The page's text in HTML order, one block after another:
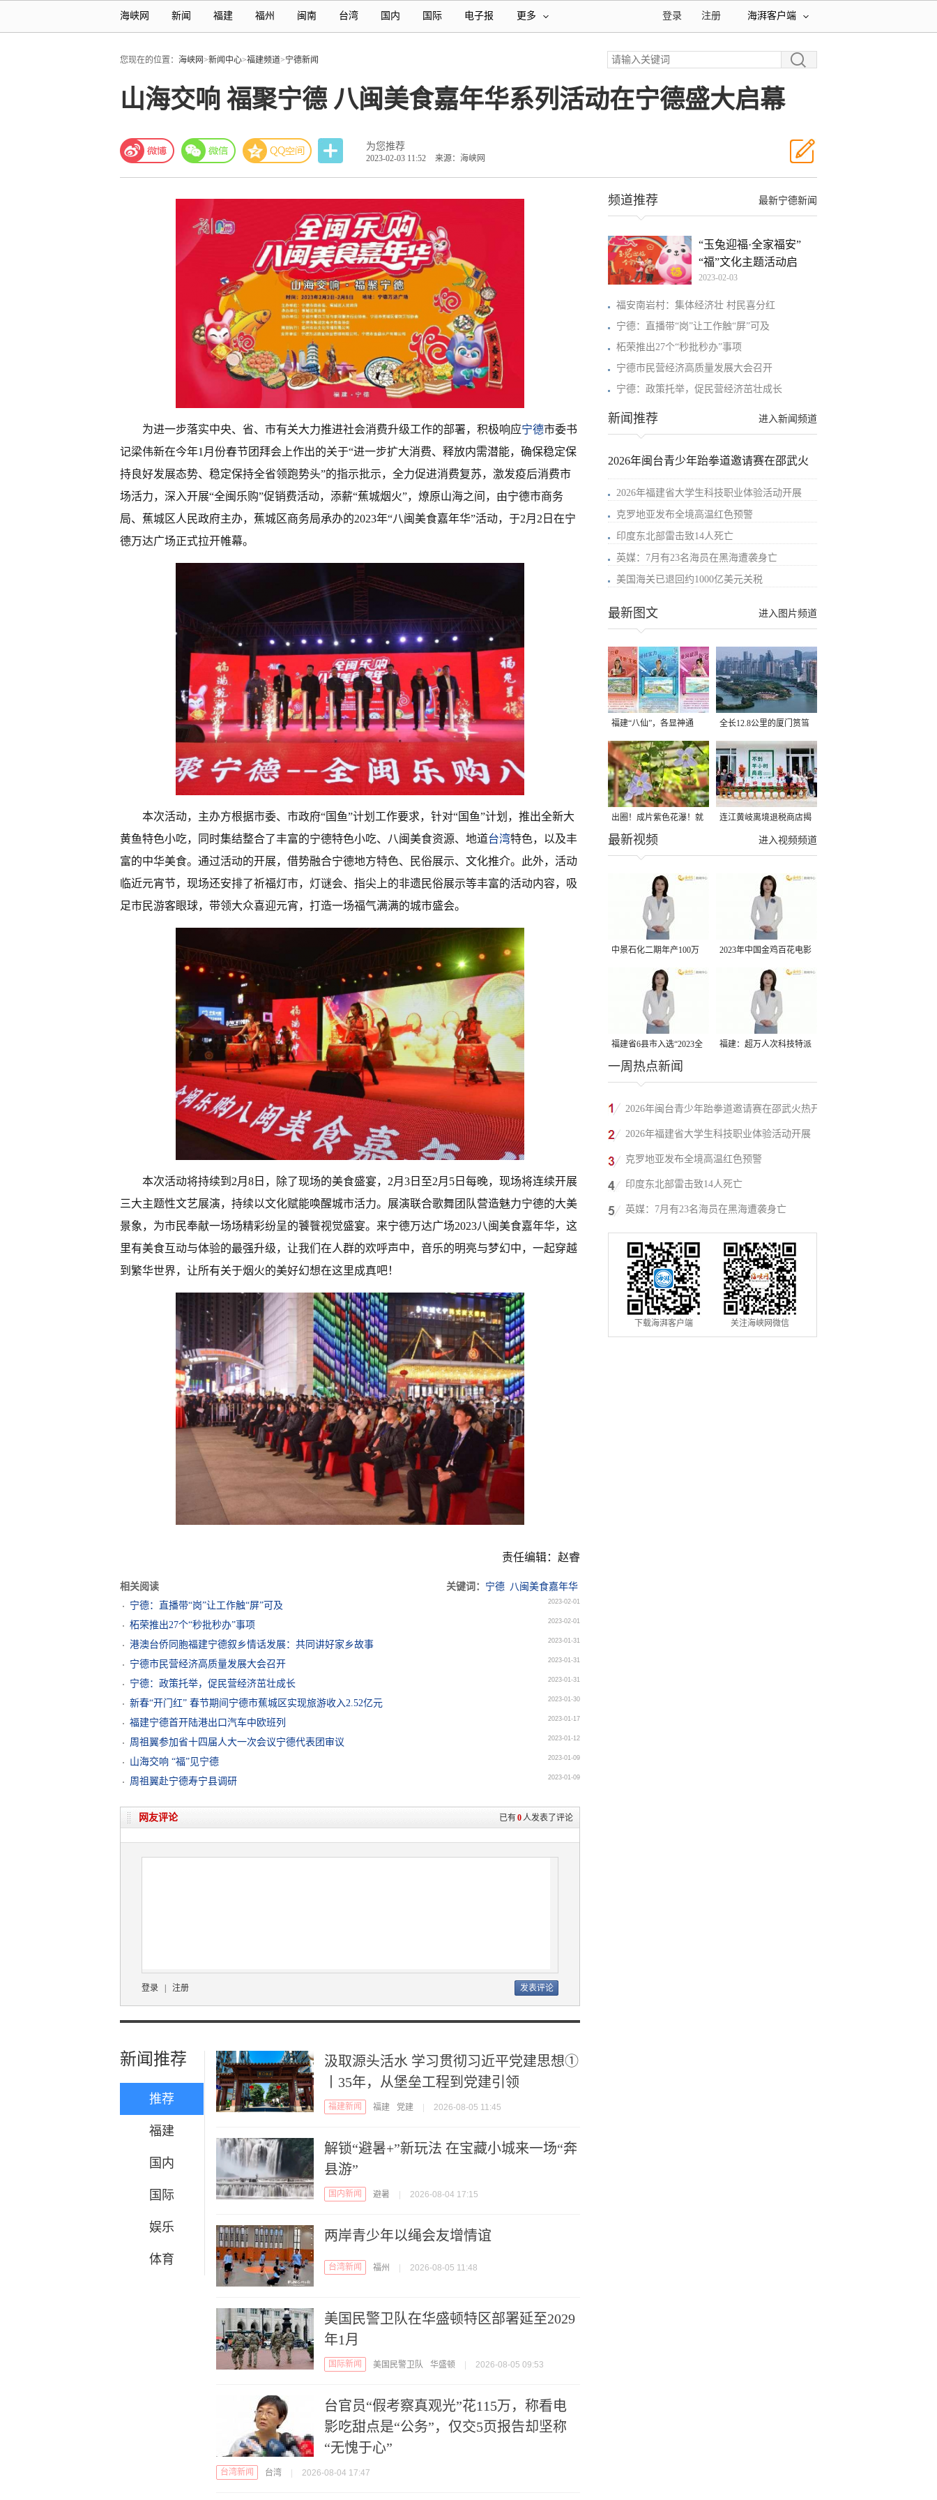
海峡网 新闻 福建 福州 闽南 台湾 国内 国际 电子报 更多 海湃客户端
注册
登录
您现在的位置： 海峡网>新闻中心>福建频道>宁德新闻
山海交响 福聚宁德 八闽美食嘉年华系列活动在宁德盛大启幕
为您推荐
2023-02-03 11:52 来源：海峡网
为进一步落实中央、省、市有关大力推进社会消费升级工作的部署，积极响应宁德市委书
记梁伟新在今年1月份春节团拜会上作出的关于“进一步扩大消费、释放内需潜能，确保稳定保
持良好发展态势、稳定保持全省领跑势头”的指示批示，全力促进消费复苏，激发疫后消费市
场活力，深入开展“全闽乐购”促销费活动，添薪“蕉城烟火”，燎原山海之间，由宁德市商务
局、蕉城区人民政府主办，蕉城区商务局承办的2023年“八闽美食嘉年华”活动，于2月2日在宁
德万达广场正式拉开帷幕。
本次活动，主办方根据市委、市政府“国鱼”计划工作要求，针对“国鱼”计划，推出全新大
黄鱼特色小吃，同时集结整合了丰富的宁德特色小吃、八闽美食资源、地道台湾特色，以及丰
富的中华美食。通过活动的开展，借势融合宁德地方特色、民俗展示、文化推介。此外，活动
临近元宵节，现场还安排了祈福灯市，灯谜会、指尖上的非遗民俗展示等丰富的活动内容，吸
足市民游客眼球，带领大众喜迎元宵，打造一场福气满满的城市盛会。
本次活动将持续到2月8日，除了现场的美食盛宴，2月3日至2月5日每晚，现场将连续开展
三大主题性文艺展演，持续以文化赋能唤醒城市活力。展演联合歌舞团队营造魅力宁德的大美
景象，为市民奉献一场场精彩纷呈的饕餮视觉盛宴。来宁德万达广场2023八闽美食嘉年华，这
里有美食互动与体验的最强升级，让我们在人群的欢呼声中，音乐的明亮与梦幻中，一起穿越
到繁华世界，让所有关于烟火的美好幻想在这里成真吧！
责任编辑：赵睿
相关阅读 关键词： 宁德 八闽美食嘉年华
宁德：直播带“岗”让工作触“屏”可及
2023-02-01
柘荣推出27个“秒批秒办”事项 2023-02-01
港澳台侨同胞福建宁德叙乡情话发展：共同讲好家乡故事 2023-01-31
宁德市民营经济高质量发展大会召开 2023-01-31
宁德：政策托举，促民营经济茁壮成长 2023-01-31
新春“开门红” 春节期间宁德市蕉城区实现旅游收入2.52亿元 2023-01-30
福建宁德首开陆港出口汽车中欧班列 2023-01-17
周祖翼参加省十四届人大一次会议宁德代表团审议 2023-01-12
山海交响 “福”见宁德 2023-01-09
周祖翼赴宁德寿宁县调研 2023-01-09
已有0人发表了评论
网友评论
登录 注册
新闻推荐
推荐
福建
国内
国际
娱乐
体育
汲取源头活水 学习贯彻习近平党建思想①
丨35年，从堡垒工程到党建引领
福建新闻 福建 党建 2026-08-05 11:45
解锁“避暑+”新玩法 在宝藏小城来一场“奔
县游”
国内新闻 避暑 2026-08-04 17:15
两岸青少年以绳会友增情谊
台湾新闻 福州 2026-08-05 11:48
美国民警卫队在华盛顿特区部署延至2029
年1月
国际新闻 美国民警卫队 华盛顿 2026-08-05 09:53
台官员“假考察真观光”花115万，称看电
影吃甜点是“公务”，仅交5页报告却坚称
“无愧于心”
台湾新闻 台湾 2026-08-04 17:47
最新宁德新闻
频道推荐
“玉兔迎福·全家福安”
“福”文化主题活动启
2023-02-03
福安南岩村：集体经济壮 村民喜分红
宁德：直播带“岗”让工作触“屏”可及
柘荣推出27个“秒批秒办”事项
宁德市民营经济高质量发展大会召开
宁德：政策托举，促民营经济茁壮成长
进入新闻频道
新闻推荐
2026年闽台青少年跆拳道邀请赛在邵武火
2026年福建省大学生科技职业体验活动开展
克罗地亚发布全境高温红色预警
印度东北部雷击致14人死亡
英媒：7月有23名海员在黑海遭袭身亡
美国海关已退回约1000亿美元关税
进入图片频道
最新图文
福建“八仙”，各显神通 全长12.8公里的厦门筼筜
湖健身步道全线贯通
出圈！成片紫色花瀑！就
在光明港公园
连江黄岐离境退税商店揭
进入视频频道
最新视频
中景石化二期年产100万
吨丙烷脱氢项目建成中交
2023年中国金鸡百花电影
节有福电影巡展31日启动
福建省6县市入选“2023全
国县域发展潜力百强县”
福建：超万人次科技特派
一周热点新闻
2026年闽台青少年跆拳道邀请赛在邵武火热开
赛
2026年福建省大学生科技职业体验活动开展
克罗地亚发布全境高温红色预警
印度东北部雷击致14人死亡
英媒：7月有23名海员在黑海遭袭身亡
下载海湃客户端 关注海峡网微信